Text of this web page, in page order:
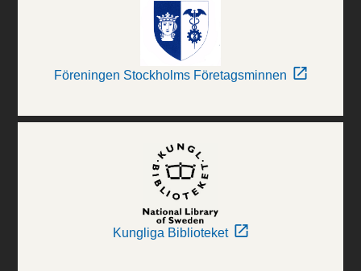
Föreningen Stockholms Företagsminnen
Kungliga Biblioteket